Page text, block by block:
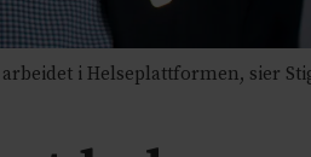
i Helseplattformen, sier